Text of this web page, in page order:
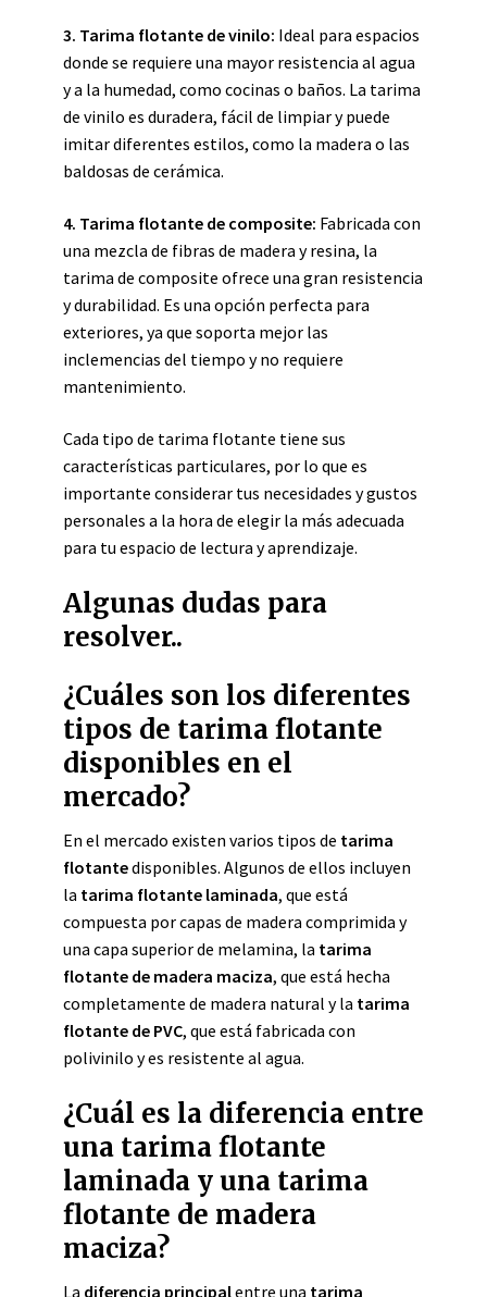
3. Tarima flotante de vinilo: Ideal para espacios
donde se requiere una mayor resistencia al agua
y a la humedad, como cocinas o baños. La tarima
de vinilo es duradera, fácil de limpiar y puede
imitar diferentes estilos, como la madera o las
baldosas de cerámica.
4. Tarima flotante de composite: Fabricada con
una mezcla de fibras de madera y resina, la
tarima de composite ofrece una gran resistencia
y durabilidad. Es una opción perfecta para
exteriores, ya que soporta mejor las
inclemencias del tiempo y no requiere
mantenimiento.
Cada tipo de tarima flotante tiene sus
características particulares, por lo que es
importante considerar tus necesidades y gustos
personales a la hora de elegir la más adecuada
para tu espacio de lectura y aprendizaje.
Algunas dudas para
resolver..
¿Cuáles son los diferentes
tipos de tarima flotante
disponibles en el
mercado?
En el mercado existen varios tipos de tarima
flotantedisponibles. Algunos de ellos incluyen
la tarima flotante laminada, que está
compuesta por capas de madera comprimida y
una capa superior de melamina, la tarima
flotante de madera maciza, que está hecha
completamente de madera natural y la tarima
flotante de PVC, que está fabricada con
polivinilo y es resistente al agua.
¿Cuál es la diferencia entre
una tarima flotante
laminada y una tarima
flotante de madera
maciza?
La diferencia principalentre una tarima